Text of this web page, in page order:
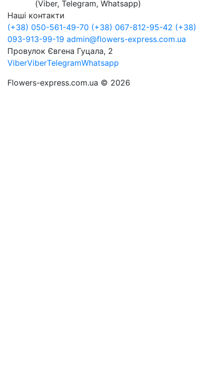
(Viber, Telegram, Whatsapp)
Наші контакти
(+38) 050-561-49-70 (+38) 067-812-95-42 (+38)
093-913-99-19 admin@flowers-express.com.ua
Провулок Євгена Гуцала, 2
ViberViberTelegramWhatsapp
Flowers-express.com.ua © 2026